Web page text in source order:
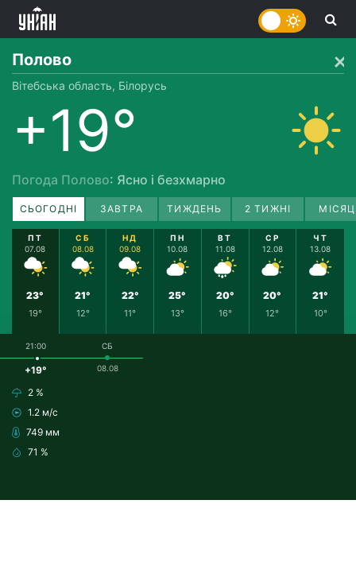
Полово
Вітебська область, Білорусь
+19°
Погода Полово: Ясно і безхмарно
СЬОГОДНІ ЗАВТРА ТИЖДЕНЬ 2 ТИЖНІ
ПТ
07.08
23°
19°
СБ
08.08
21°
12°
НД
09.08
22°
11°
ПН
10.08
25°
13°
ВТ
11.08
20°
16°
СР
12.08
20°
12°
ЧТ
13.08
21°
10°
21:00
+19°
2 %
1.2 м/с
749 мм
71 %
СБ
08.08